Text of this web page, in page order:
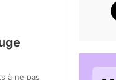
à ne pas